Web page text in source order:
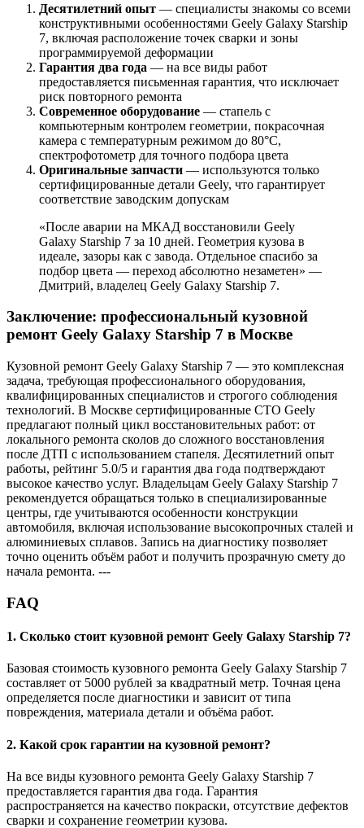
Десятилетний опыт — специалисты знакомы со всеми
конструктивными особенностями Geely Galaxy Starship
7, включая расположение точек сварки и зоны
программируемой деформации
Гарантия два года — на все виды работ
предоставляется письменная гарантия, что исключает
риск повторного ремонта
Современное оборудование — стапель с
компьютерным контролем геометрии, покрасочная
камера с температурным режимом до 80°C,
спектрофотометр для точного подбора цвета
Оригинальные запчасти — используются только
сертифицированные детали Geely, что гарантирует
соответствие заводским допускам
«После аварии на МКАД восстановили Geely
Galaxy Starship 7 за 10 дней. Геометрия кузова в
идеале, зазоры как с завода. Отдельное спасибо за
подбор цвета — переход абсолютно незаметен» —
Дмитрий, владелец Geely Galaxy Starship 7.
Заключение: профессиональный кузовной
ремонт Geely Galaxy Starship 7 в Москве
Кузовной ремонт Geely Galaxy Starship 7 — это комплексная
задача, требующая профессионального оборудования,
квалифицированных специалистов и строгого соблюдения
технологий. В Москве сертифицированные СТО Geely
предлагают полный цикл восстановительных работ: от
локального ремонта сколов до сложного восстановления
после ДТП с использованием стапеля. Десятилетний опыт
работы, рейтинг 5.0/5 и гарантия два года подтверждают
высокое качество услуг. Владельцам Geely Galaxy Starship 7
рекомендуется обращаться только в специализированные
центры, где учитываются особенности конструкции
автомобиля, включая использование высокопрочных сталей и
алюминиевых сплавов. Запись на диагностику позволяет
точно оценить объём работ и получить прозрачную смету до
начала ремонта. ---
FAQ
1. Сколько стоит кузовной ремонт Geely Galaxy Starship 7?
Базовая стоимость кузовного ремонта Geely Galaxy Starship 7
составляет от 5000 рублей за квадратный метр. Точная цена
определяется после диагностики и зависит от типа
повреждения, материала детали и объёма работ.
2. Какой срок гарантии на кузовной ремонт?
На все виды кузовного ремонта Geely Galaxy Starship 7
предоставляется гарантия два года. Гарантия
распространяется на качество покраски, отсутствие дефектов
сварки и сохранение геометрии кузова.